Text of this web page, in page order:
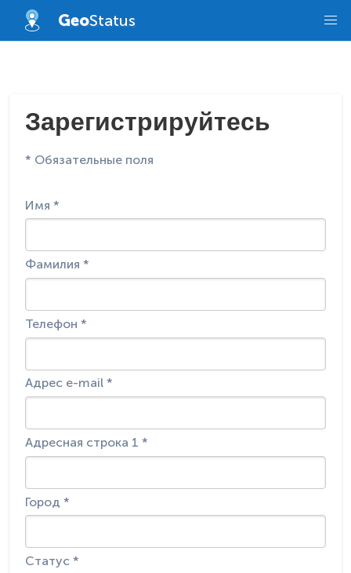
GeoStatus
Зарегистрируйтесь
* Обязательные поля
Имя *
Фамилия *
Телефон *
Адрес e-mail *
Адресная строка 1 *
Город *
Статус *